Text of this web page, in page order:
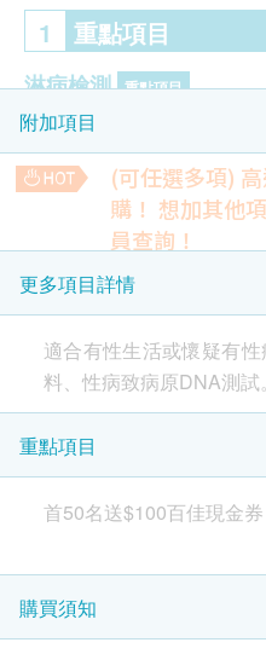
$300 hutchgo.com 旅遊禮券
1 重點項目
淋病檢測 重點項目
淋球菌DNA
衣原體檢測 重點項目
衣原體DNA測試
疱疹病毒 重點項目
單純皰疹病毒2型
性病檢查 重點項目
陰道加德納菌
2 基本項目
基本健康評估
附加項目
(可任選多項)
購！ 想加其他
員查詢！
盆腔超聲波
包括盆腔及膀胱
1,350.0
前列腺及膀胱超聲波(經腹部
HK$1,350.0
包括肝、膽、脾、胰、腎
HK$2,310.0
更多項目詳情
適合有性生活或懷疑有
料、性病致病原DNA測試。
包括基本體格資料、性病
性行為沒有百分百安全的
接觸感染性病，很多性
病徵。為保障自己及伴
般性病檢查靈敏度有限
重點項目
首50名送$100百佳現金券
購買須知